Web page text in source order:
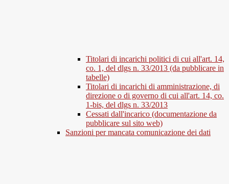
Titolari di incarichi politici di cui all'art. 14,
co. 1, del dlgs n. 33/2013 (da pubblicare in
tabelle)
Titolari di incarichi di amministrazione, di
direzione o di governo di cui all'art. 14, co.
1-bis, del dlgs n. 33/2013
Cessati dall'incarico (documentazione da
pubblicare sul sito web)
Sanzioni per mancata comunicazione dei dati